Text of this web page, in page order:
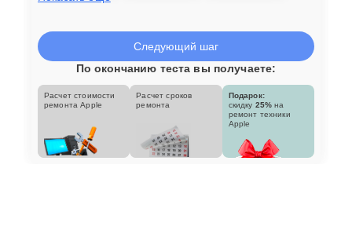
Следующий шаг
По окончанию теста вы получаете:
Расчет стоимости
ремонта Apple
Расчет сроков
ремонта
Подарок:
скидку 25% на
ремонт техники
Apple